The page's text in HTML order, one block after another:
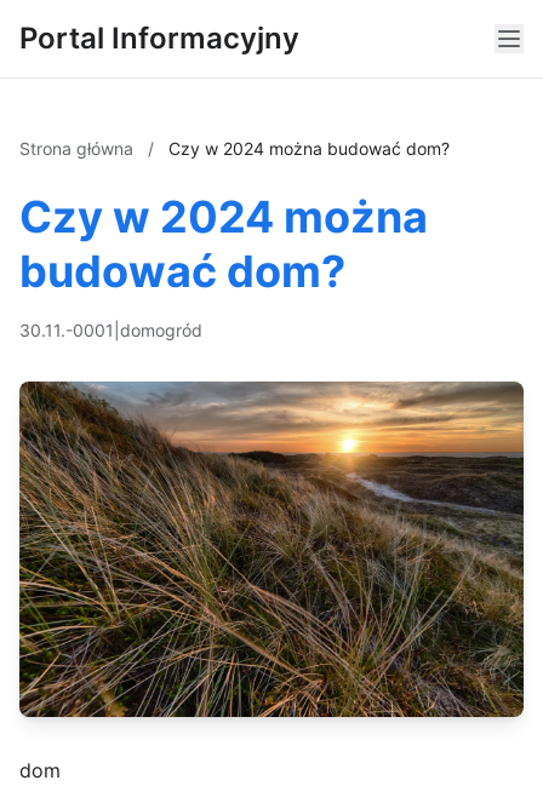
Portal Informacyjny
Strona główna / Czy w 2024 można budować dom?
Czy w 2024 można
budować dom?
30.11.-0001 domogród
dom